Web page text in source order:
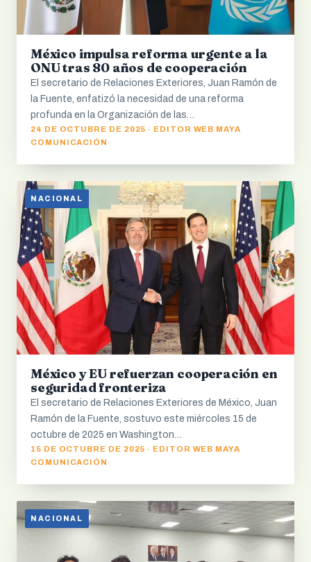
México impulsa reforma urgente a la
ONU tras 80 años de cooperación
El secretario de Relaciones Exteriores, Juan Ramón de
la Fuente, enfatizó la necesidad de una reforma
profunda en la Organización de las…
24 DE OCTUBRE DE 2025 · EDITOR WEB MAYA
COMUNICACIÓN
NACIONAL
México y EU refuerzan cooperación en
seguridad fronteriza
El secretario de Relaciones Exteriores de México, Juan
Ramón de la Fuente, sostuvo este miércoles 15 de
octubre de 2025 en Washington…
15 DE OCTUBRE DE 2025 · EDITOR WEB MAYA
COMUNICACIÓN
NACIONAL